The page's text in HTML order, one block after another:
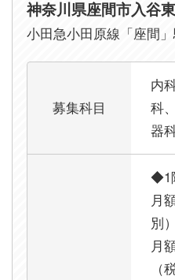
神奈川県座間市入谷
小田急小田原線「座間
募集科目
内
科
器
◆1
月
別）
月
（